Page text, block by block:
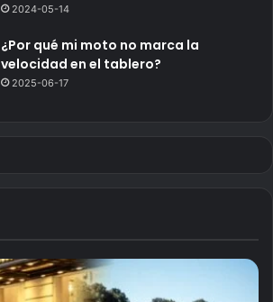
2024-05-14
¿Por qué mi moto no marca la
velocidad en el tablero?
2025-06-17